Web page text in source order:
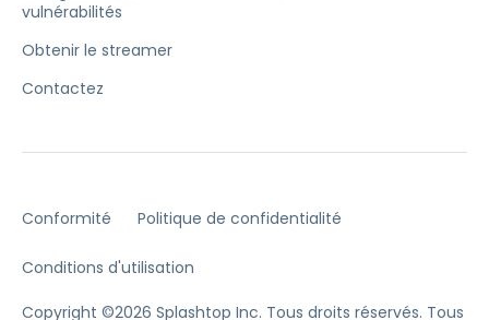
vulnérabilités
Obtenir le streamer
Contactez
Conformité Politique de confidentialité
Conditions d'utilisation
Copyright ©2026 Splashtop Inc. Tous droits réservés. Tous